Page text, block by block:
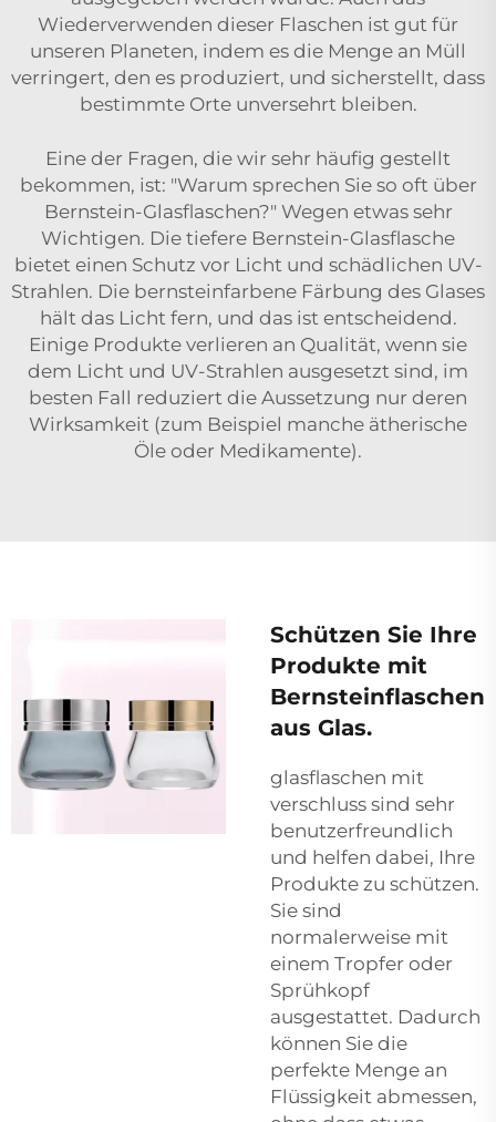
Wiederverwenden dieser Flaschen ist gut für
unseren Planeten, indem es die Menge an Müll
verringert, den es produziert, und sicherstellt, dass
bestimmte Orte unversehrt bleiben.
Eine der Fragen, die wir sehr häufig gestellt
bekommen, ist: "Warum sprechen Sie so oft über
Bernstein-Glasflaschen?" Wegen etwas sehr
Wichtigen. Die tiefere Bernstein-Glasflasche
bietet einen Schutz vor Licht und schädlichen UV-
Strahlen. Die bernsteinfarbene Färbung des Glases
hält das Licht fern, und das ist entscheidend.
Einige Produkte verlieren an Qualität, wenn sie
dem Licht und UV-Strahlen ausgesetzt sind, im
besten Fall reduziert die Aussetzung nur deren
Wirksamkeit (zum Beispiel manche ätherische
Öle oder Medikamente).
Schützen Sie Ihre
Produkte mit
Bernsteinflaschen
aus Glas.
glasflaschen mit
verschluss sind sehr
benutzerfreundlich
und helfen dabei, Ihre
Produkte zu schützen.
Sie sind
normalerweise mit
einem Tropfer oder
Sprühkopf
ausgestattet. Dadurch
können Sie die
perfekte Menge an
Flüssigkeit abmessen,